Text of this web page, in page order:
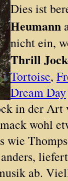
Dies ist
Heumann
nicht ein,
Thrill
Tortoise,
Dream Day
in der
wohl
wie
ab.